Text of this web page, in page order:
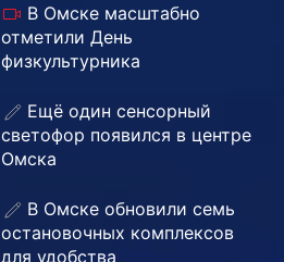
В Омске масштабно
отметили День
физкультурника
Ещё один сенсорный
светофор появился в центре
Омска
В Омске обновили семь
остановочных комплексов
для удобства